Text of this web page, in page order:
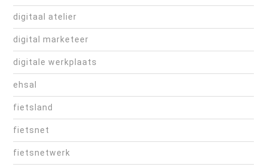
digitaal atelier
digital marketeer
digitale werkplaats
ehsal
fietsland
fietsnet
fietsnetwerk